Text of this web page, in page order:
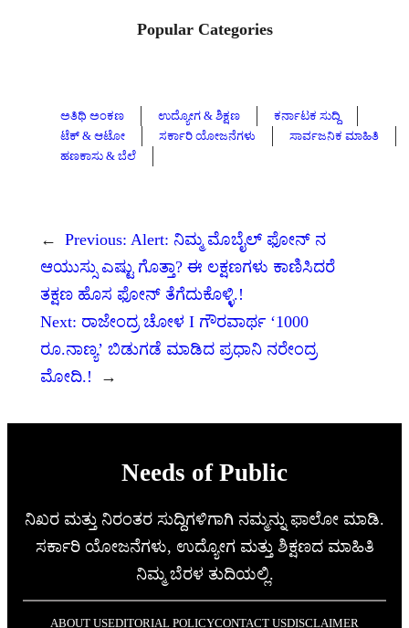
Popular Categories
ಅತಿಥಿ ಅಂಕಣ ಉದ್ಯೋಗ & ಶಿಕ್ಷಣ
ಕರ್ನಾಟಕ ಸುದ್ದಿ
ಟೆಕ್ & ಆಟೋ
ಸರ್ಕಾರಿ ಯೋಜನೆಗಳು
ಸಾರ್ವಜನಿಕ ಮಾಹಿತಿ
ಹಣಕಾಸು & ಬೆಲೆ
← Previous: Alert: ನಿಮ್ಮ ಮೊಬೈಲ್ ಫೋನ್ ನ
ಆಯುಸ್ಸು ಎಷ್ಟು ಗೊತ್ತಾ? ಈ ಲಕ್ಷಣಗಳು ಕಾಣಿಸಿದರೆ
ತಕ್ಷಣ ಹೊಸ ಫೋನ್ ತೆಗೆದುಕೊಳ್ಳಿ.!
Next: ರಾಜೇಂದ್ರ ಚೋಳ I ಗೌರವಾರ್ಥ ‘1000
ರೂ.ನಾಣ್ಯ’ ಬಿಡುಗಡೆ ಮಾಡಿದ ಪ್ರಧಾನಿ ನರೇಂದ್ರ
ಮೋದಿ.!
→
Needs of Public
ನಿಖರ ಮತ್ತು ನಿರಂತರ ಸುದ್ದಿಗಳಿಗಾಗಿ ನಮ್ಮನ್ನು ಫಾಲೋ ಮಾಡಿ.
ಸರ್ಕಾರಿ ಯೋಜನೆಗಳು, ಉದ್ಯೋಗ ಮತ್ತು ಶಿಕ್ಷಣದ ಮಾಹಿತಿ
ನಿಮ್ಮ ಬೆರಳ ತುದಿಯಲ್ಲಿ.
ABOUT USEDITORIAL POLICYCONTACT USDISCLAIMER